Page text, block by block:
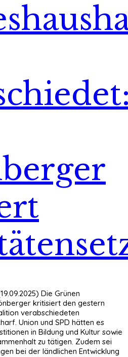
Die Grünen
kritisiert den gestern
verabschiedeten
Union und SPD hätten es
in Bildung und Kultur sowie
zu tätigen. Zudem sei
bei der ländlichen Entwicklung